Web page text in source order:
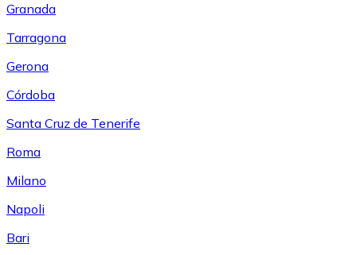
Granada
Tarragona
Gerona
Córdoba
Santa Cruz de Tenerife
Roma
Milano
Napoli
Bari